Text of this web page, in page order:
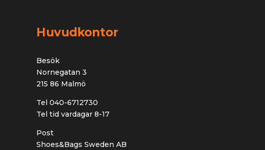
Huvudkontor
Besök
Nornegatan 3
215 86 Malmö
Tel 040-6712730
Tel tid vardagar 8-17
Post
Shoes&Bags Sweden AB